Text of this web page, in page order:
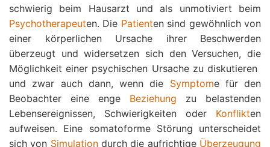
schwierig beim Hausarzt und als unmotiviert beim
Psychotherapeuten. Die Patienten sind gewöhnlich von
einer körperlichen Ursache ihrer Beschwerden
überzeugt und widersetzen sich den Versuchen, die
Möglichkeit einer psychischen Ursache zu diskutieren 
und zwar auch dann, wenn die Symptome für den
Beobachter eine enge Beziehung zu belastenden
Lebensereignissen, Schwierigkeiten oder Konflikten
aufweisen. Eine somatoforme Störung unterscheidet
sich von Simulationdurch die aufrichtige Überzeugung